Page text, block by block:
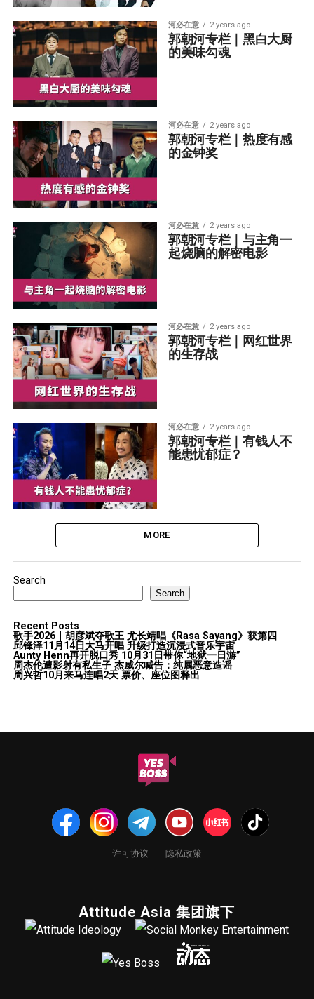
河必在意 2 years ago
郭朝河专栏｜黑白大厨
的美味勾魂
河必在意 2 years ago
郭朝河专栏｜热度有感
的金钟奖
河必在意 2 years ago
郭朝河专栏｜与主角一
起烧脑的解密电影
河必在意 2 years ago
郭朝河专栏｜网红世界
的生存战
河必在意 2 years ago
郭朝河专栏｜有钱人不
能患忧郁症？
MORE
Search
Search
Recent Posts
歌手2026｜胡彦斌夺歌王 尤长靖唱《Rasa Sayang》获第四
邱锋泽11月14日大马开唱 升级打造沉浸式音乐宇宙
Aunty Henn再开脱口秀 10月31日带你“地狱一日游”
周杰伦遭影射有私生子 杰威尔喊告：纯属恶意造谣
周兴哲10月来马连唱2天 票价、座位图释出
许可协议 隐私政策
Attitude Asia 集团旗下